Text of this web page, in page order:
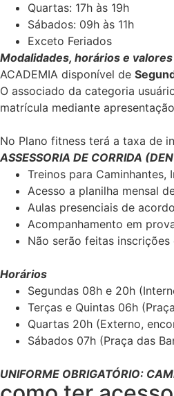
Quartas: 17h às 19h
Sábados: 09h às 11h
Exceto Feriados
Modalidades, horários e
ACADEMIA disponível de
O associado da categoria
matrícula mediante
No Plano fitness terá a taxa de
ASSESSORIA DE CORRIDA
Treinos para Caminhantes,
Acesso a planilha mensal
Aulas presenciais de
Acompanhamento em
Não serão feitas
Horários
Segundas 08h e 20h
Terças e Quintas 06h
Quartas 20h (Externo,
Sábados 07h (Praça das
UNIFORME OBRIGATÓRIO: